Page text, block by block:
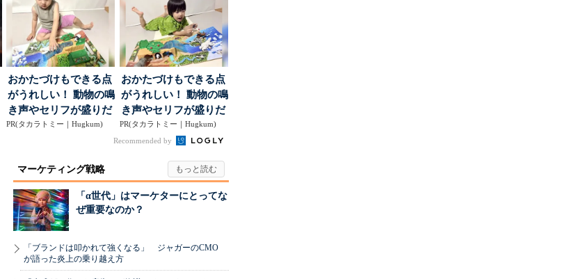
おかたづけもできる点
がうれしい！ 動物の鳴
き声やセリフが盛りだ
くさんの「アニア ...
PR(タカラトミー｜Hugkum)
おかたづけもできる点
がうれしい！ 動物の鳴
き声やセリフが盛りだ
くさんの「アニア ...
PR(タカラトミー｜Hugkum)
Recommended by
マーケティング戦略
「α世代」はマーケターにとってな
ぜ重要なのか？
「ブランドは叩かれて強くなる」 ジャガーのCMO
が語った炎上の乗り越え方